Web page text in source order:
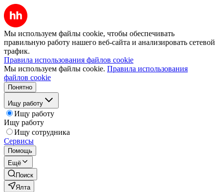
Мы используем файлы cookie, чтобы обеспечивать
правильную работу нашего веб-сайта и анализировать сетевой
трафик.
Правила использования файлов cookie
Мы используем файлы cookie. Правила использования
файлов cookie
Понятно
Ищу работу
Ищу работу
Ищу работу
Ищу сотрудника
Сервисы
Помощь
Ещё
Поиск
Ялта